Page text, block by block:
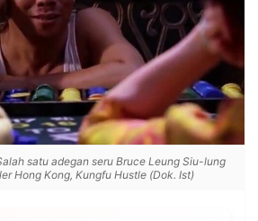
satu adegan seru Bruce Leung Siu-lung
Hong Kong, Kungfu Hustle (Dok. Ist)